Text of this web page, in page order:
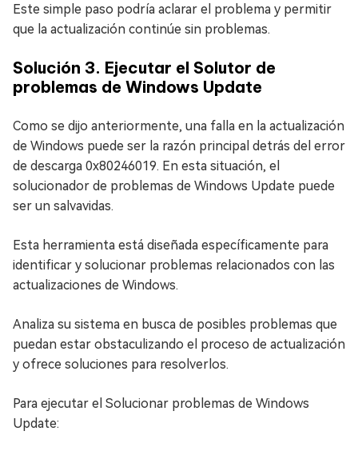
Este simple paso podría aclarar el problema y permitir
que la actualización continúe sin problemas.
Solución 3. Ejecutar el Solutor de
problemas de Windows Update
Como se dijo anteriormente, una falla en la actualización
de Windows puede ser la razón principal detrás del error
de descarga 0x80246019. En esta situación, el
solucionador de problemas de Windows Update puede
ser un salvavidas.
Esta herramienta está diseñada específicamente para
identificar y solucionar problemas relacionados con las
actualizaciones de Windows.
Analiza su sistema en busca de posibles problemas que
puedan estar obstaculizando el proceso de actualización
y ofrece soluciones para resolverlos.
Para ejecutar el Solucionar problemas de Windows
Update: